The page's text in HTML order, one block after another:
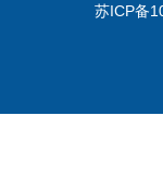
苏ICP备